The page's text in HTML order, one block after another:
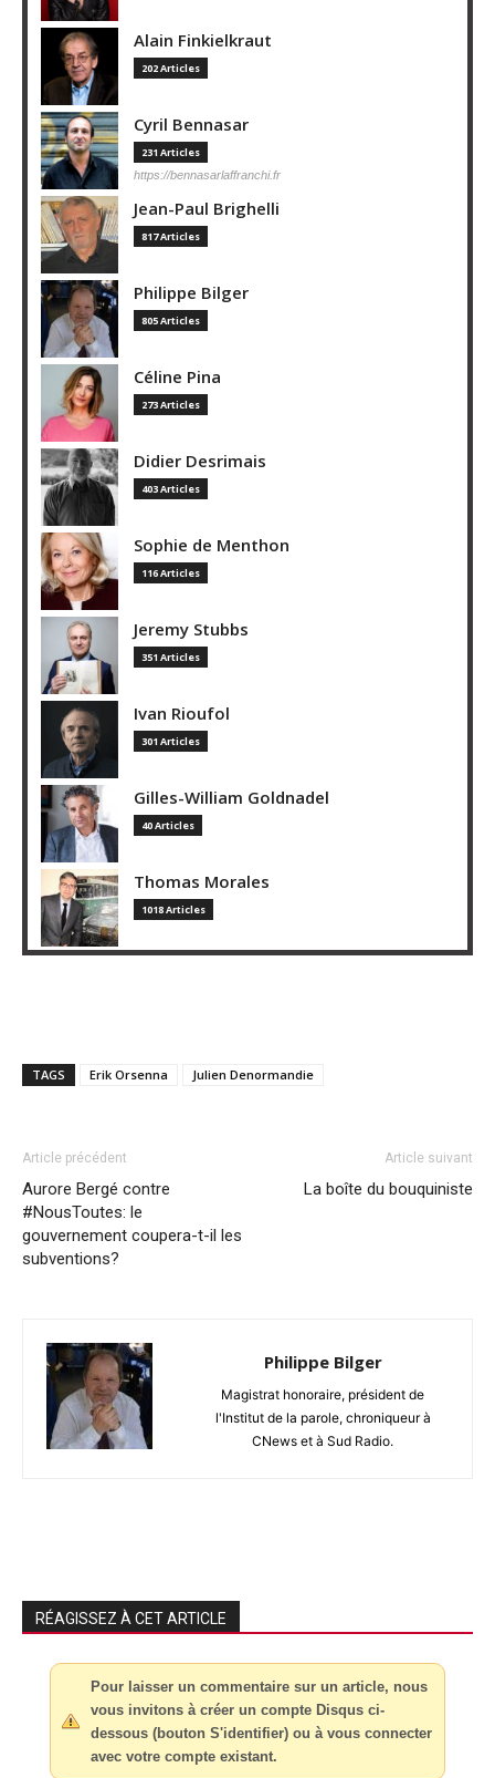
Alain Finkielkraut
202 Articles
Cyril Bennasar
231 Articles
https://bennasarlaffranchi.fr
Jean-Paul Brighelli
817 Articles
Philippe Bilger
805 Articles
Céline Pina
273 Articles
Didier Desrimais
403 Articles
Sophie de Menthon
116 Articles
Jeremy Stubbs
351 Articles
Ivan Rioufol
301 Articles
Gilles-William Goldnadel
40 Articles
Thomas Morales
1018 Articles
TAGS Erik Orsenna Julien Denormandie
Article précédent
Aurore Bergé contre
#NousToutes: le
gouvernement coupera-t-il les
subventions?
Article suivant
La boîte du bouquiniste
Philippe Bilger
Magistrat honoraire, président de
l'Institut de la parole, chroniqueur à
CNews et à Sud Radio.
RÉAGISSEZ À CET ARTICLE
Pour laisser un commentaire sur un article, nous
vous invitons à créer un compte Disqus ci-
dessous (bouton S'identifier) ou à vous connecter
avec votre compte existant.